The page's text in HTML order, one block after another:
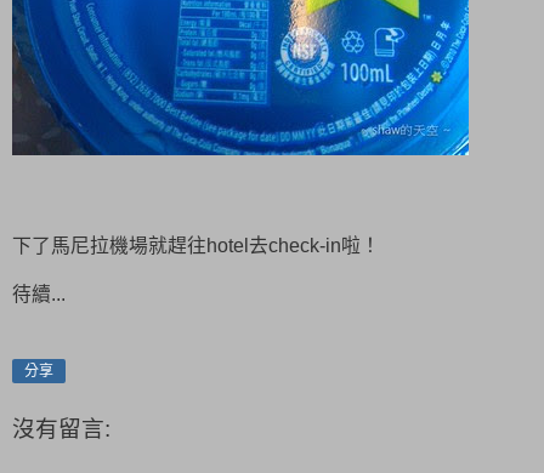
下了馬尼拉機場就趕往hotel去check-in啦！
待續...
分享
沒有留言: